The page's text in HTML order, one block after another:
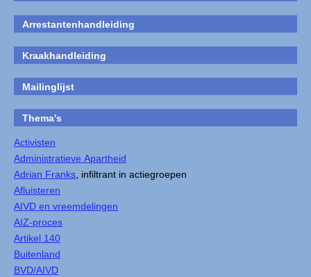
Arrestantenhandleiding
Kraakhandleiding
Mailinglijst
Thema's
Activisten
Administratieve Apartheid
Adrian Franks , infiltrant in actiegroepen
Afluisteren
AIVD en vreemdelingen
AIZ-proces
Artikel 140
Buitenland
BVD/AIVD